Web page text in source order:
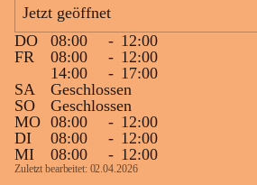
Jetzt geöffnet
DO
08:00 - 12:00
FR
08:00 - 12:00
14:00
- 17:00
SA
Geschlossen
SO
Geschlossen
MO 08:00 - 12:00
DI
08:00 - 12:00
MI
08:00 - 12:00
Zuletzt bearbeitet: 02.04.2026